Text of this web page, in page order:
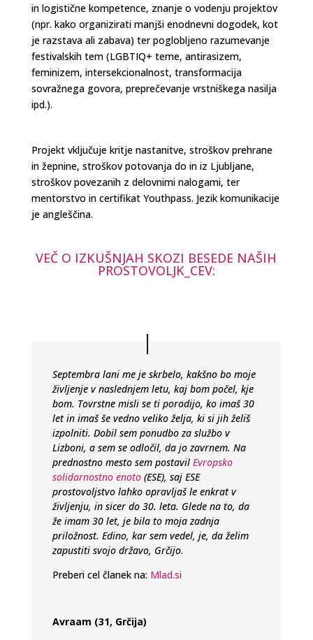
in logistične kompetence, znanje o vodenju projektov
(npr. kako organizirati manjši enodnevni dogodek, kot
je razstava ali zabava) ter poglobljeno razumevanje
festivalskih tem (LGBTIQ+ teme, antirasizem,
feminizem, intersekcionalnost, transformacija
sovražnega govora, preprečevanje vrstniškega nasilja
ipd.).
Projekt vključuje kritje nastanitve, stroškov prehrane
in žepnine, stroškov potovanja do in iz Ljubljane,
stroškov povezanih z delovnimi nalogami, ter
mentorstvo in certifikat Youthpass. Jezik komunikacije
je angleščina.
VEČ O IZKUŠNJAH SKOZI BESEDE NAŠIH
PROSTOVOLJK_CEV:
Septembra lani me je skrbelo, kakšno bo moje
življenje v naslednjem letu, kaj bom počel, kje
bom. Tovrstne misli se ti porodijo, ko imaš 30
let in imaš še vedno veliko želja, ki si jih želiš
izpolniti. Dobil sem ponudbo za službo v
Lizboni, a sem se odločil, da jo zavrnem. Na
prednostno mesto sem postavil Evropsko
solidarnostno enoto(ESE), saj ESE
prostovoljstvo lahko opravljaš le enkrat v
življenju, in sicer do 30. leta. Glede na to, da
že imam 30 let, je bila to moja zadnja
priložnost. Edino, kar sem vedel, je, da želim
zapustiti svojo državo, Grčijo.
Preberi cel članek na: Mlad.si
Avraam (31, Grčija)